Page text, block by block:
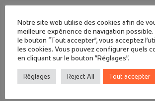
Notre site web utilise des cookies afin de
meilleure expérience de navigation
le bouton “Tout accepter”, vous acceptez
les cookies. Vous pouvez configurer quels
en cliquant sur le bouton "Réglages".
Réglages Reject All Tout accepter